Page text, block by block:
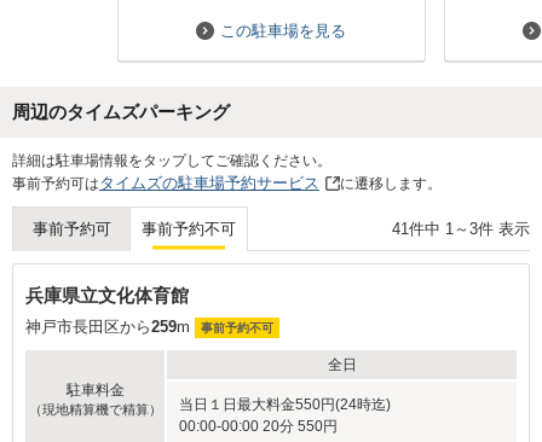
この駐車場を見る
たのです
周辺のタイムズパーキング
詳細は駐車場情報をタップしてご確認ください。
事前予約可はタイムズの駐車場予約サービス に遷移します。
事前予約可 事前予約不可 41件中 1 ～ 3件 表示
兵庫県立文化体育館
神戸市長田区から259m 事前予約不可
駐車料金
（現地精算機で精算）
全日
当日１日最大料金550円(24時迄)
00:00-00:00 20分 550円